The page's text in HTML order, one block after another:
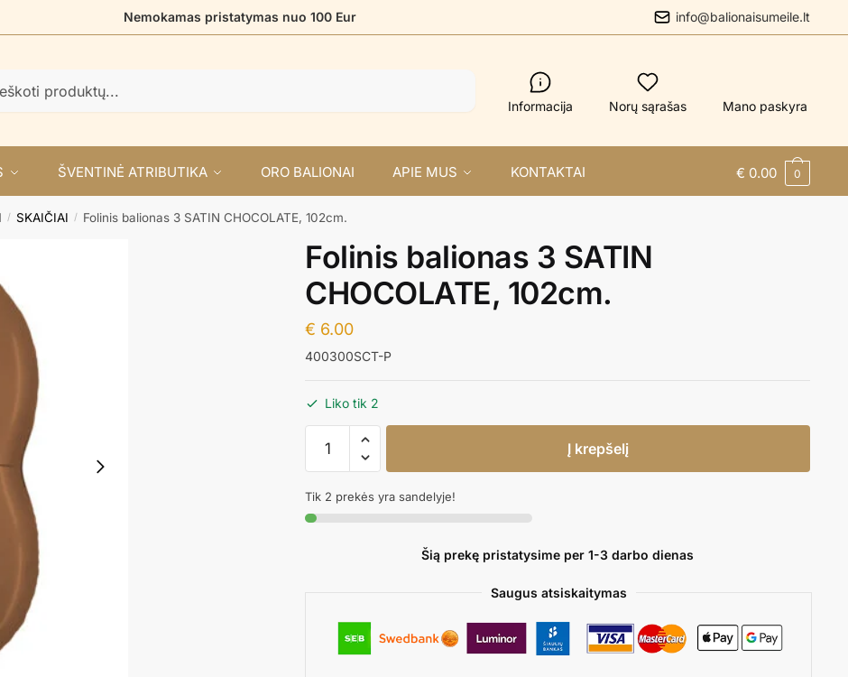
Nemokamas pristatymas nuo 100 Eur info@balionaisumeile.lt
Informacija Norų sąrašas Mano paskyra
ŠVENTINĖ ATRIBUTIKA ORO BALIONAI APIE MUS KONTAKTAI € 0.00 0
/ SKAIČIAI / Folinis balionas 3 SATIN CHOCOLATE, 102cm.
Folinis balionas 3 SATIN
CHOCOLATE, 102cm.
€ 6.00
400300SCT-P
Liko tik 2
produkto
kiekis:
balionas
3
Į krepšelį
Tik 2 prekės yra sandelyje!
Šią prekę pristatysime per 1-3 darbo dienas
Saugus atsiskaitymas